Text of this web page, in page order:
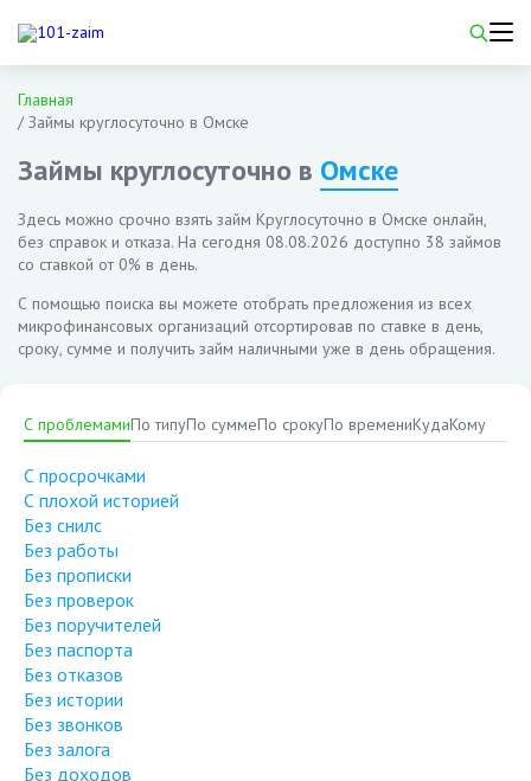
Главная
/Займы круглосуточно в Омске
Займы круглосуточно в Омске
Здесь можно срочно взять займ Круглосуточно в Омске онлайн,
без справок и отказа. На сегодня 08.08.2026 доступно 38 займов
со ставкой от 0% в день.
С помощью поиска вы можете отобрать предложения из всех
микрофинансовых организаций отсортировав по ставке в день,
сроку, сумме и получить займ наличными уже в день обращения.
С проблемамиПо типуПо суммеПо срокуПо времениКудаКому
С просрочками
С плохой историей
Без снилс
Без работы
Без прописки
Без проверок
Без поручителей
Без паспорта
Без отказов
Без истории
Без звонков
Без залога
Без доходов